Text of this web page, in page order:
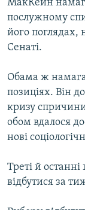
РУС
УКР
КТАТ
Усі сайти
МакКейн
послужному
його поглядах,
Сенаті.
Обама ж
позиціях. Він
кризу
обом вдалося
нові
Треті й
відбутися за